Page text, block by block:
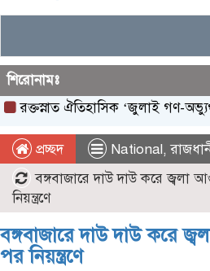
শিরোনামঃ
ঐতিহাসিক ‌‘জুলাই গণ-অভ্যুত্থান
প্রচ্ছদ National,
বঙ্গবাজারে দাউ দাউ করে জ্বলা
নিয়ন্ত্রণে
বঙ্গবাজারে দাউ দাউ করে
পর নিয়ন্ত্রণে